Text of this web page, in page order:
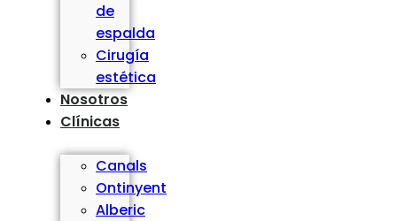
de
espalda
Cirugía
estética
Nosotros
Clínicas
Canals
Ontinyent
Alberic